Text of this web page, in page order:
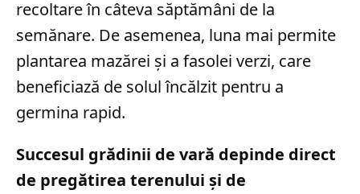
recoltare în câteva săptămâni de la
semănare. De asemenea, luna mai permite
plantarea mazărei și a fasolei verzi, care
beneficiază de solul încălzit pentru a
germina rapid.
Succesul grădinii de vară depinde direct
de pregătirea terenului și de